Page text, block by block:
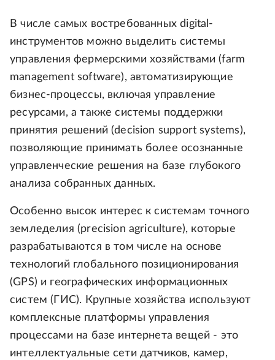
В числе самых востребованных digital-
инструментов можно выделить системы
управления фермерскими хозяйствами (farm
management software), автоматизирующие
бизнес-процессы, включая управление
ресурсами, а также системы поддержки
принятия решений (decision support systems),
позволяющие принимать более осознанные
управленческие решения на базе глубокого
анализа собранных данных.
Особенно высок интерес к системам точного
земледелия (precision agriculture), которые
разрабатываются в том числе на основе
технологий глобального позиционирования
(GPS) и географических информационных
систем (ГИС). Крупные хозяйства используют
комплексные платформы управления
процессами на базе интернета вещей - это
интеллектуальные сети датчиков, камер,